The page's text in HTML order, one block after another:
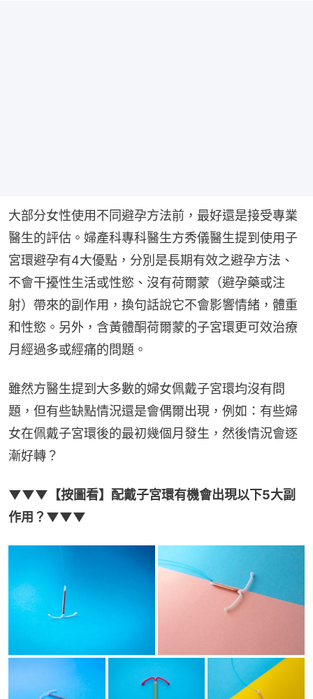
大部分女性使用不同避孕方法前，最好還是接受專業
醫生的評估。婦產科專科醫生方秀儀醫生提到使用子
宮環避孕有4大優點，分別是長期有效之避孕方法、
不會干擾性生活或性慾、沒有荷爾蒙（避孕藥或注
射）帶來的副作用，換句話說它不會影響情緒，體重
和性慾。另外，含黃體酮荷爾蒙的子宮環更可效治療
月經過多或經痛的問題。
雖然方醫生提到大多數的婦女佩戴子宮環均沒有問
題，但有些缺點情況還是會偶爾出現，例如：有些婦
女在佩戴子宮環後的最初幾個月發生，然後情況會逐
漸好轉？
▼▼▼【按圖看】配戴子宮環有機會出現以下5大副
作用？▼▼▼